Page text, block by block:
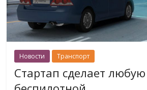
Новости Транспорт
Стартап сделает